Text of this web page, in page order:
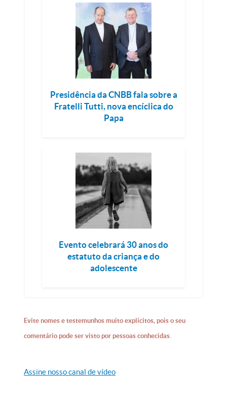
Presidência da CNBB fala sobre a
Fratelli Tutti, nova encíclica do
Papa
Evento celebrará 30 anos do
estatuto da criança e do
adolescente
Evite nomes e testemunhos muito explícitos, pois o seu
comentário pode ser visto por pessoas conhecidas.
Assine nosso canal de vídeo